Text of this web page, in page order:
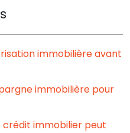
immobilière avant
immobilière pour
crédit immobilier peut